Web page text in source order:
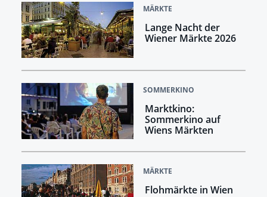
MÄRKTE
Lange Nacht der
Wiener Märkte 2026
SOMMERKINO
Marktkino:
Sommerkino auf
Wiens Märkten
MÄRKTE
Flohmärkte in Wien